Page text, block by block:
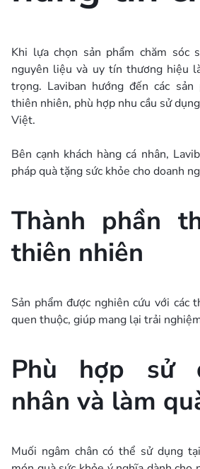
Khi lựa chọn sản phẩm chăm sóc
nguyên liệu và uy tín thương hiệu
trọng. Laviban hướng đến các
thiên nhiên, phù hợp nhu cầu sử
Việt.
Bên cạnh khách hàng cá nhân,
pháp quà tặng sức khỏe cho doanh
Thành phần
thiên nhiên
Sản phẩm được nghiên cứu với các
quen thuộc, giúp mang lại trải
Phù hợp sử
nhân và làm
Muối ngâm chân có thể sử dụng